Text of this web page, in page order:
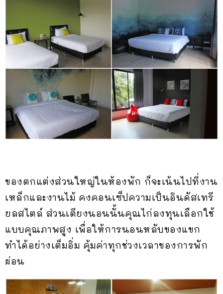
ของตกแต่งส่วนใหญ่ในห้องพัก ก็จะเน้นไปที่งาน
เหล็กและงานไม้ คงคอนเซ็ปความเป็นอินดัสเทรี
ยลสไตล์ ส่วนเตียงนอนนั้นคุณไก่ลงทุนเลือกใช้
แบบคุณภาพสูง เพื่อให้การนอนหลับของแขก
ทำได้อย่างเต็มอิ่ม คุ้มค่าทุกช่วงเวลาของการพัก
ผ่อน